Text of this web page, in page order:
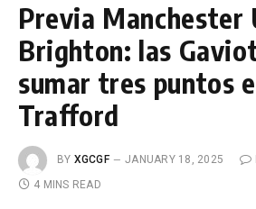
Previa Manchester
Brighton: las
sumar tres puntos
Trafford
BY XGCGF JANUARY 18, 2025
4 MINS READ